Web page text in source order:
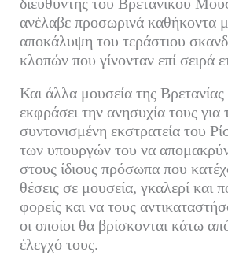
ανέλαβε προσωρινά καθήκοντα
αποκάλυψη του τεράστιου
κλοπών που γίνονταν επί σειρά
Και άλλα μουσεία της
εκφράσει την ανησυχία τους για
συντονισμένη εκστρατεία του
των υπουργών του να
στους ίδιους πρόσωπα που
θέσεις σε μουσεία, γκαλερί και
φορείς και να τους
οι οποίοι θα βρίσκονται κάτω
έλεγχό τους.